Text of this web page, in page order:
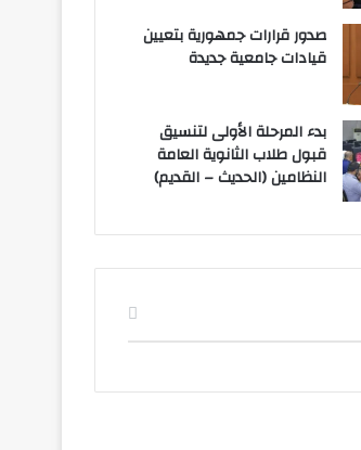
صدور قرارات جمهورية بتعيين
قيادات جامعية جديدة
بدء المرحلة الأولى لتنسيق
قبول طلاب الثانوية العامة
النظامين (الحديث – القديم)